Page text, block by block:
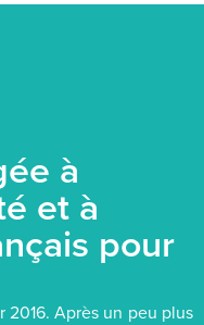
à
et à
pour
2016. Après un peu plus